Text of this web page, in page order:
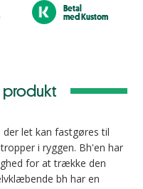
Betal
med Kustom
produkt
let kan fastgøres til
i ryggen. Bh'en har
for at trække den
bh har en